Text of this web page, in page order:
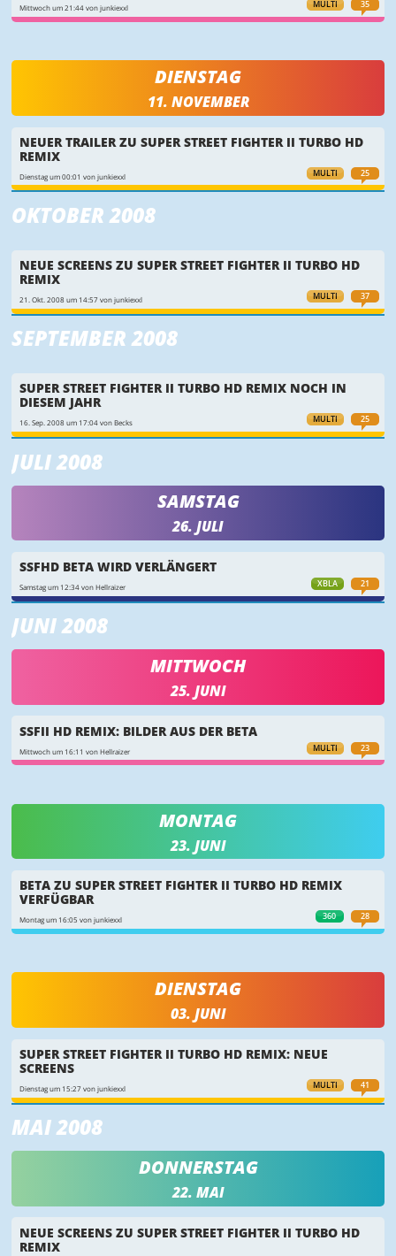
MULTI 35
Mittwoch um 21:44 von junkiexxl
DIENSTAG
11. NOVEMBER
MULTI 25
NEUER TRAILER ZU SUPER STREET FIGHTER II TURBO HD
REMIX
Dienstag um 00:01 von junkiexxl
OKTOBER 2008
MULTI 37
NEUE SCREENS ZU SUPER STREET FIGHTER II TURBO HD
REMIX
21. Okt. 2008 um 14:57 von junkiexxl
SEPTEMBER 2008
MULTI 25
SUPER STREET FIGHTER II TURBO HD REMIX NOCH IN
DIESEM JAHR
16. Sep. 2008 um 17:04 von Becks
JULI 2008
SAMSTAG
26. JULI
XBLA 21
SSFHD BETA WIRD VERLÄNGERT
Samstag um 12:34 von Hellraizer
JUNI 2008
MITTWOCH
25. JUNI
MULTI 23
SSFII HD REMIX: BILDER AUS DER BETA
Mittwoch um 16:11 von Hellraizer
MONTAG
23. JUNI
360 28
BETA ZU SUPER STREET FIGHTER II TURBO HD REMIX
VERFÜGBAR
Montag um 16:05 von junkiexxl
DIENSTAG
03. JUNI
MULTI 41
SUPER STREET FIGHTER II TURBO HD REMIX: NEUE
SCREENS
Dienstag um 15:27 von junkiexxl
MAI 2008
DONNERSTAG
22. MAI
NEUE SCREENS ZU SUPER STREET FIGHTER II TURBO HD
REMIX